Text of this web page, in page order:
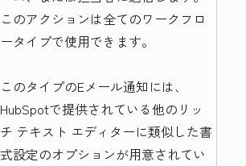
このアクションは全てのワークフロ
ータイプで使用できます。
このタイプのEメール通知には、
HubSpotで提供されている他のリッ
チ テキスト エディターに類似した書
式設定のオプションが用意されてい